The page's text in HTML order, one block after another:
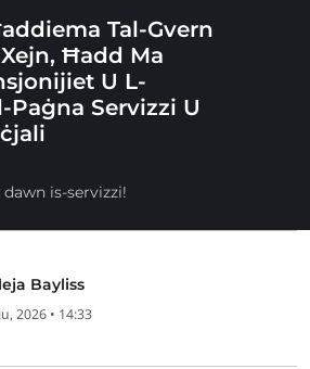
Tal-Gvern
Ħadd Ma
U L-
Paġna Servizzi U
is-servizzi!
Bayliss
2026 • 14:33